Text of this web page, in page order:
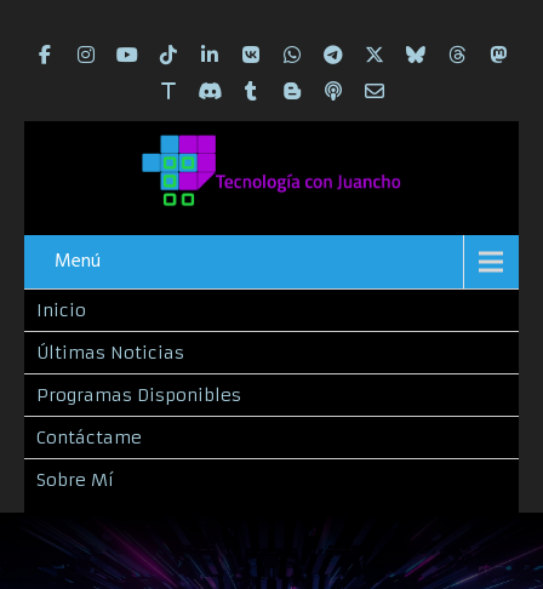
Menú
Inicio
Últimas Noticias
Programas Disponibles
Contáctame
Sobre Mí